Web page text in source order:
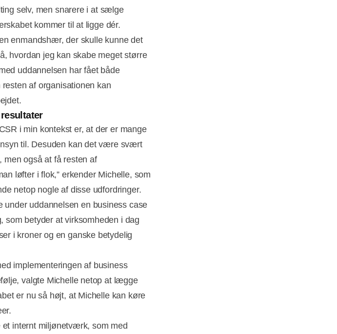
selv, men snarere i at sælge
kommer til at ligge dér.
enmandshær, der skulle kunne det
hvordan jeg kan skabe meget større
uddannelsen har fået både
af organisationen kan
i min kontekst er, at der er mange
til. Desuden kan det være svært
men også at få resten af
løfter i flok,” erkender Michelle, som
netop nogle af disse udfordringer.
under uddannelsen en business case
som betyder at virksomheden i dag
i kroner og en ganske betydelig
implementeringen af business
valgte Michelle netop at lægge
er nu så højt, at Michelle kan køre
et internt miljønetværk, som med